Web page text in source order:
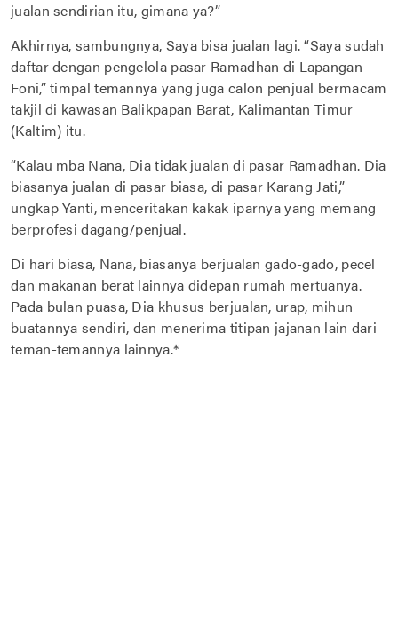
jualan sendirian itu, gimana ya?”
Akhirnya, sambungnya, Saya bisa jualan lagi. “Saya sudah
daftar dengan pengelola pasar Ramadhan di Lapangan
Foni,” timpal temannya yang juga calon penjual bermacam
takjil di kawasan Balikpapan Barat, Kalimantan Timur
(Kaltim) itu.
“Kalau mba Nana, Dia tidak jualan di pasar Ramadhan. Dia
biasanya jualan di pasar biasa, di pasar Karang Jati,”
ungkap Yanti, menceritakan kakak iparnya yang memang
berprofesi dagang/penjual.
Di hari biasa, Nana, biasanya berjualan gado-gado, pecel
dan makanan berat lainnya didepan rumah mertuanya.
Pada bulan puasa, Dia khusus berjualan, urap, mihun
buatannya sendiri, dan menerima titipan jajanan lain dari
teman-temannya lainnya.*